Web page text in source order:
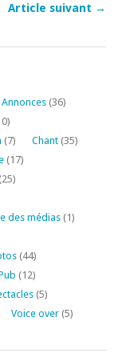
Article suivant →
(36)
(7) Chant (35)
(17)
des médias (1)
(44)
(12)
(5)
Voice over (5)